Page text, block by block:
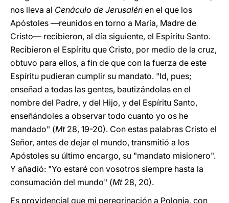
nos lleva al Cenáculo de Jerusalén en el que los
Apóstoles —reunidos en torno a María, Madre de
Cristo— recibieron, al día siguiente, el Espíritu Santo.
Recibieron el Espíritu que Cristo, por medio de la cruz,
obtuvo para ellos, a fin de que con la fuerza de este
Espíritu pudieran cumplir su mandato. "Id, pues;
enseñad a todas las gentes, bautizándolas en el
nombre del Padre, y del Hijo, y del Espíritu Santo,
enseñándoles a observar todo cuanto yo os he
mandado" (Mt28, 19-20). Con estas palabras Cristo el
Señor, antes de dejar el mundo, transmitió a los
Apóstoles su último encargo, su "mandato misionero".
Y añadió: "Yo estaré con vosotros siempre hasta la
consumación del mundo" (Mt28, 20).
Es providencial que mi peregrinación a Polonia, con